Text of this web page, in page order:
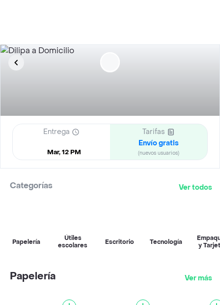
Entrega
Mar, 12 PM
Tarifas
Envío gratis
(nuevos usuarios)
Categorías Ver todos
Papelería
Útiles
escolares
Escritorio Tecnología
y
Papelería Ver más